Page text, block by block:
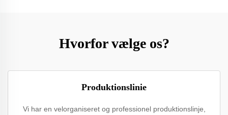
Hvorfor vælge os?
Produktionslinie
Vi har en velorganiseret og professionel produktionslinje,